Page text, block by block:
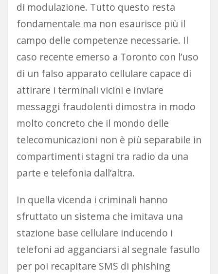
di modulazione. Tutto questo resta
fondamentale ma non esaurisce più il
campo delle competenze necessarie. Il
caso recente emerso a Toronto con l’uso
di un falso apparato cellulare capace di
attirare i terminali vicini e inviare
messaggi fraudolenti dimostra in modo
molto concreto che il mondo delle
telecomunicazioni non è più separabile in
compartimenti stagni tra radio da una
parte e telefonia dall’altra.
In quella vicenda i criminali hanno
sfruttato un sistema che imitava una
stazione base cellulare inducendo i
telefoni ad agganciarsi al segnale fasullo
per poi recapitare SMS di phishing